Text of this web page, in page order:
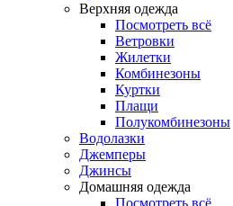
Верхняя одежда
Посмотреть всё
Ветровки
Жилетки
Комбинезоны
Куртки
Плащи
Полукомбинезоны
Водолазки
Джемперы
Джинсы
Домашняя одежда
Посмотреть всё